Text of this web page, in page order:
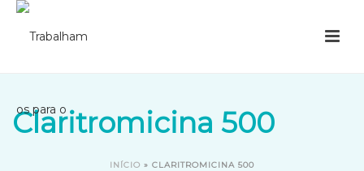
Claritromicina 500
INÍCIO » CLARITROMICINA 500